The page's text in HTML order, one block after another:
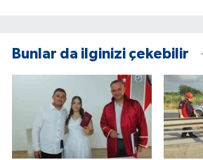
Bunlar da ilginizi çekebilir